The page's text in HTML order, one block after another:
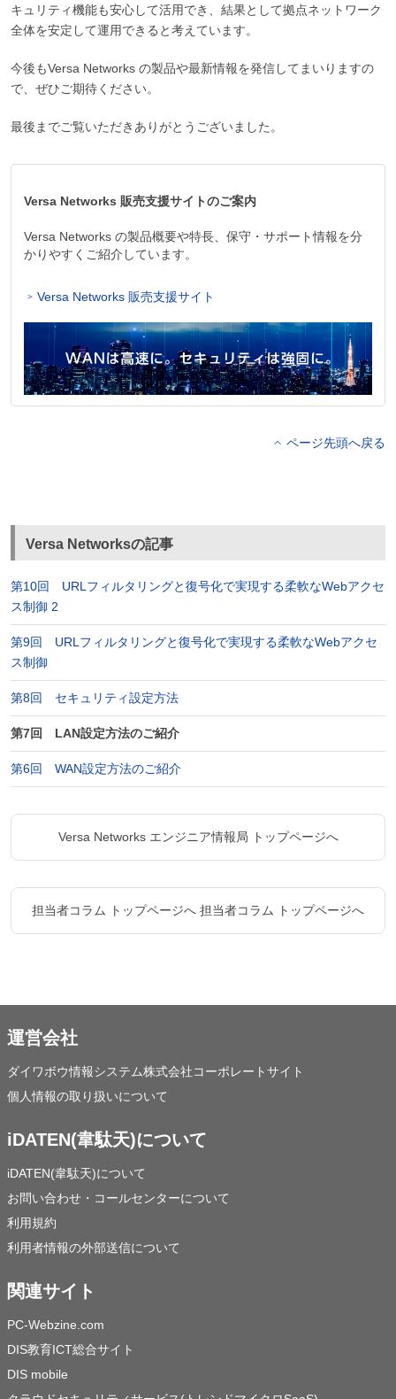
キュリティ機能も安心して活用でき、結果として拠点ネットワーク
全体を安定して運用できると考えています。
今後もVersa Networks の製品や最新情報を発信してまいりますの
で、ぜひご期待ください。
最後までご覧いただきありがとうございました。
Versa Networks 販売支援サイトのご案内
Versa Networks の製品概要や特長、保守・サポート情報を分
かりやすくご紹介しています。
Versa Networks 販売支援サイト
ページ先頭へ戻る
Versa Networksの記事
第10回 URLフィルタリングと復号化で実現する柔軟なWebアクセ
ス制御 2
第9回 URLフィルタリングと復号化で実現する柔軟なWebアクセ
ス制御
第8回 セキュリティ設定方法
第7回 LAN設定方法のご紹介
第6回 WAN設定方法のご紹介
Versa Networks エンジニア情報局 トップページへ
担当者コラム トップページへ 担当者コラム トップページへ
運営会社
ダイワボウ情報システム株式会社コーポレートサイト
個人情報の取り扱いについて
iDATEN(韋駄天)について
iDATEN(韋駄天)について
お問い合わせ・コールセンターについて
利用規約
利用者情報の外部送信について
関連サイト
PC-Webzine.com
DIS教育ICT総合サイト
DIS mobile